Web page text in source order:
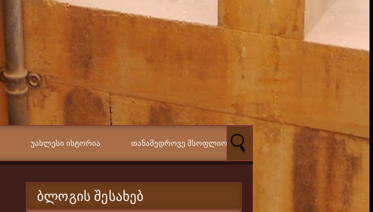
ᲣᲐᲮᲚᲔᲡᲘ ᲘᲡᲢᲝᲠᲘᲐ ᲗᲐᲜᲐᲛᲔᲓᲠᲝᲕᲔ ᲛᲡᲝᲤᲚᲘᲝ
ᲑᲚᲝᲒᲘᲡ ᲨᲔᲡᲐᲮᲔᲑ